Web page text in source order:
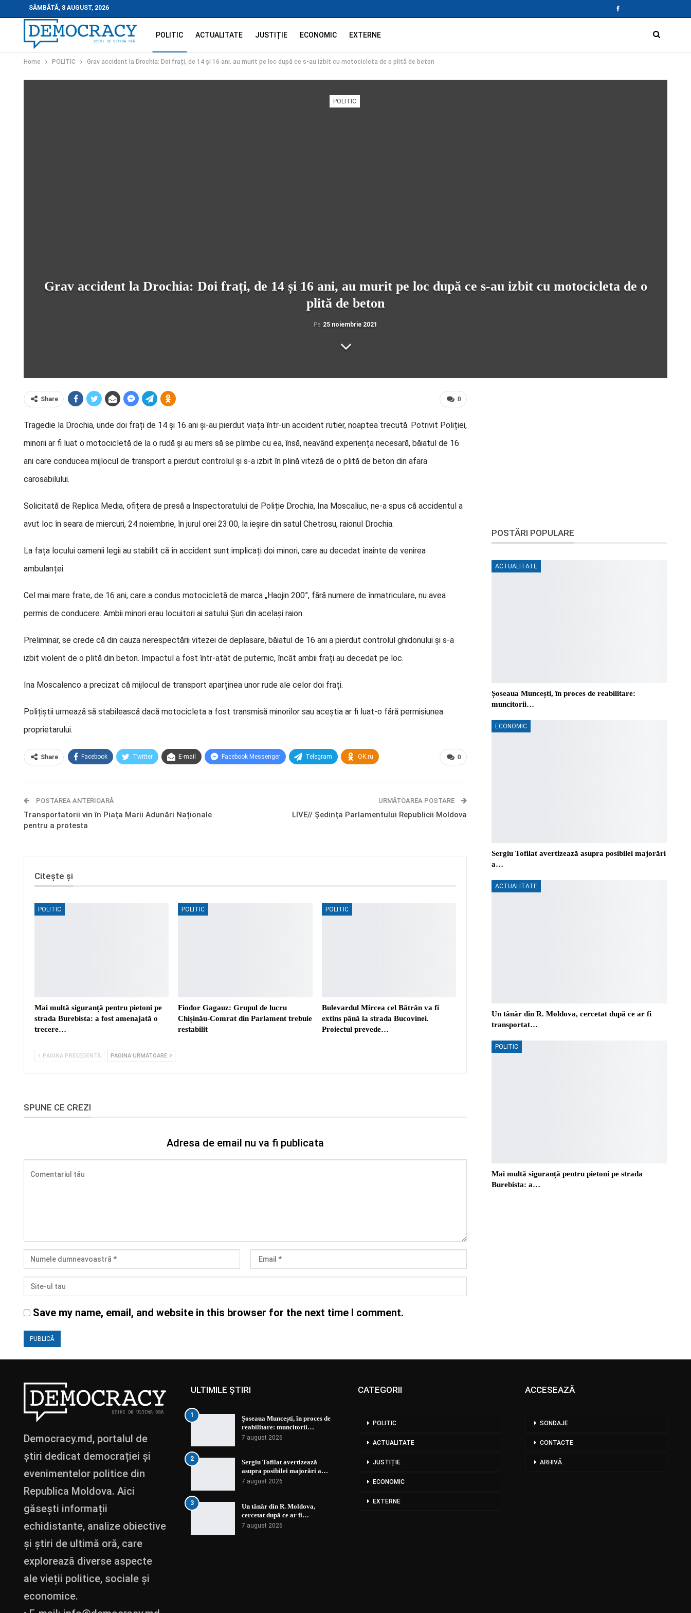
SÂMBĂTĂ, 8 AUGUST, 2026
POLITIC ACTUALITATE JUSTIȚIE ECONOMIC EXTERNE
Home POLITIC Grav accident la Drochia: Doi frați, de 14 și 16 ani, au murit pe loc după ce s-au izbit cu motocicleta de o plită de beton
POLITIC
Grav accident la Drochia: Doi frați, de 14 și 16 ani, au murit pe loc după ce s-au izbit cu motocicleta de o
plită de beton
Pe 25 noiembrie 2021
0
Share
Tragedie la Drochia, unde doi frați de 14 și 16 ani și-au pierdut viața într-un accident rutier, noaptea trecută. Potrivit Poliției,
minorii ar fi luat o motocicletă de la o rudă și au mers să se plimbe cu ea, însă, neavând experiența necesară, băiatul de 16
ani care conducea mijlocul de transport a pierdut controlul și s-a izbit în plină viteză de o plită de beton din afara
carosabilului.
Solicitată de Replica Media, ofițera de presă a Inspectoratului de Poliție Drochia, Ina Moscaliuc, ne-a spus că accidentul a
avut loc în seara de miercuri, 24 noiembrie, în jurul orei 23:00, la ieșire din satul Chetrosu, raionul Drochia.
La fața locului oamenii legii au stabilit că în accident sunt implicați doi minori, care au decedat înainte de venirea
ambulanței.
Cel mai mare frate, de 16 ani, care a condus motocicletă de marca „Haojin 200”, fără numere de înmatriculare, nu avea
permis de conducere. Ambii minori erau locuitori ai satului Șuri din același raion.
Preliminar, se crede că din cauza nerespectării vitezei de deplasare, băiatul de 16 ani a pierdut controlul ghidonului și s-a
izbit violent de o plită din beton. Impactul a fost într-atât de puternic, încât ambii frați au decedat pe loc.
Ina Moscalenco a precizat că mijlocul de transport aparținea unor rude ale celor doi frați.
Polițiștii urmează să stabilească dacă motocicleta a fost transmisă minorilor sau aceștia ar fi luat-o fără permisiunea
proprietarului.
0
Share Facebook Twitter E-mail Facebook Messenger Telegram OK.ru
POSTAREA ANTERIOARĂ
Transportatorii vin în Piața Marii Adunări Naționale
pentru a protesta
URMĂTOAREA POSTARE
LIVE// Ședința Parlamentului Republicii Moldova
Citește și
POLITIC
Mai multă siguranță pentru pietoni pe
strada Burebista: a fost amenajată o
trecere…
POLITIC
Fiodor Gagauz: Grupul de lucru
Chișinău-Comrat din Parlament trebuie
restabilit
POLITIC
Bulevardul Mircea cel Bătrân va fi
extins până la strada Bucovinei.
Proiectul prevede…
PAGINA PRECEDENTĂ PAGINA URMĂTOARE
SPUNE CE CREZI
Adresa de email nu va fi publicata
Save my name, email, and website in this browser for the next time I comment.
POSTĂRI POPULARE
ACTUALITATE
Șoseaua Muncești, în proces de reabilitare:
muncitorii…
ECONOMIC
Sergiu Tofilat avertizează asupra posibilei majorări
a…
ACTUALITATE
Un tânăr din R. Moldova, cercetat după ce ar fi
transportat…
POLITIC
Mai multă siguranță pentru pietoni pe strada
Burebista: a…
Democracy.md, portalul de
știri dedicat democrației și
evenimentelor politice din
Republica Moldova. Aici
găsești informații
echidistante, analize obiective
și știri de ultimă oră, care
explorează diverse aspecte
ale vieții politice, sociale și
economice.
ULTIMILE ȘTIRI
1
Șoseaua Muncești, în proces de
reabilitare: muncitorii…
7 august 2026
2
Sergiu Tofilat avertizează
asupra posibilei majorări a…
7 august 2026
3
Un tânăr din R. Moldova,
cercetat după ce ar fi…
7 august 2026
CATEGORII
POLITIC
ACTUALITATE
JUSTIȚIE
ECONOMIC
EXTERNE
ACCESEAZĂ
SONDAJE
CONTACTE
ARHIVĂ